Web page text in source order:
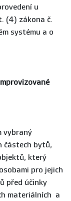
u
(4) zákona č.
systému a o
částech bytů,
který
pro jejich
před účinky
materiálních a